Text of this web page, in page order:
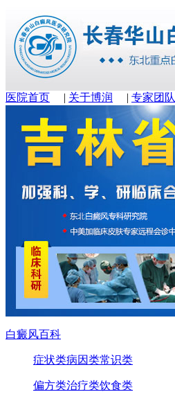
医院首页 | 关于博润 | 专家团队
白癜风百科
症状类病因类常识类
偏方类治疗类饮食类